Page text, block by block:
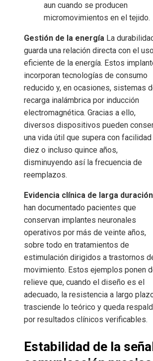
aun cuando se producen
micromovimientos en el tejido.
Gestión de la energía La
guarda una relación directa con el uso
eficiente de la energía. Estos
incorporan tecnologías de consumo
reducido y, en ocasiones, sistemas
recarga inalámbrica por inducción
electromagnética. Gracias a ello,
diversos dispositivos pueden
una vida útil que supera con
diez o incluso quince años,
disminuyendo así la frecuencia de
reemplazos.
Evidencia clínica de larga duración
han documentado pacientes que
conservan implantes neuronales
operativos por más de veinte años,
sobre todo en tratamientos de
estimulación dirigidos a trastornos
movimiento. Estos ejemplos ponen
relieve que, cuando el diseño es el
adecuado, la resistencia a largo
trasciende lo teórico y queda
por resultados clínicos verificables.
Estabilidad de la